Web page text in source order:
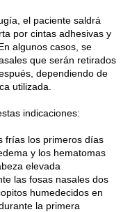
el paciente saldrá
por cintas adhesivas y
algunos casos, se
que serán retirados
dependiendo de
utilizada.
indicaciones:
frías los primeros días
y los hematomas
elevada
las fosas nasales dos
humedecidos en
la primera